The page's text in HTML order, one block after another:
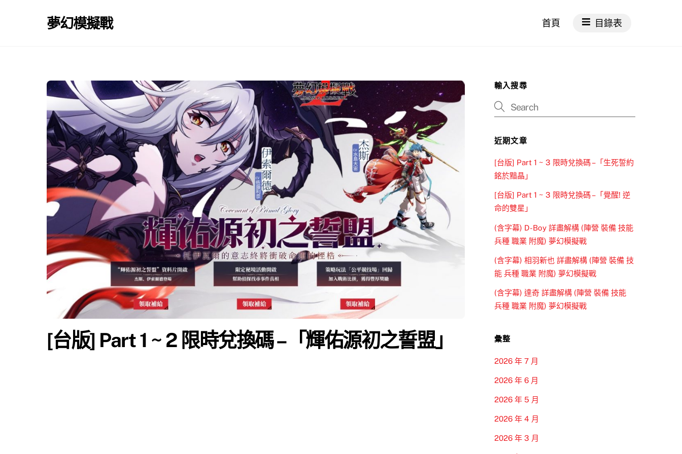
夢幻模擬戰 首頁 目錄表
[台版] Part 1 ~ 2 限時兌換碼 –「輝佑源初之誓盟」
輸入搜尋
近期文章
[台版] Part 1 ~ 3 限時兌換碼 –「生死誓約
銘於黯晶」
[台版] Part 1 ~ 3 限時兌換碼 –「覺醒! 逆
命的雙星」
(含字幕) D-Boy 詳盡解構 (陣營 裝備 技能
兵種 職業 附魔) 夢幻模擬戰
(含字幕) 相羽新也 詳盡解構 (陣營 裝備 技
能 兵種 職業 附魔) 夢幻模擬戰
(含字幕) 達奇 詳盡解構 (陣營 裝備 技能
兵種 職業 附魔) 夢幻模擬戰
彙整
2026 年 7 月
2026 年 6 月
2026 年 5 月
2026 年 4 月
2026 年 3 月